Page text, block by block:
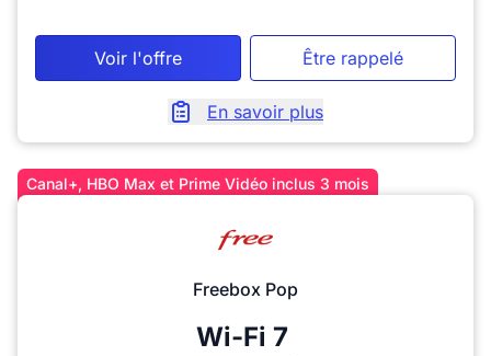
Voir l'offre Être rappelé
En savoir plus
Canal+, HBO Max et Prime Vidéo inclus 3 mois
Freebox Pop
Wi-Fi 7